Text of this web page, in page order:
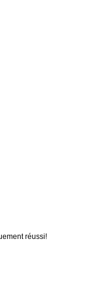
réussi!